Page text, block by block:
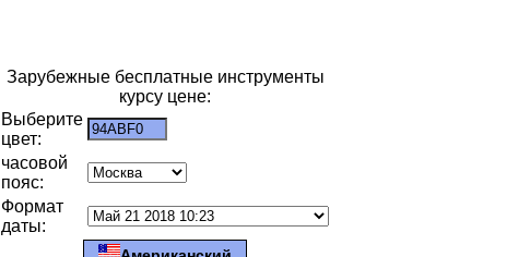
Зарубежные бесплатные инструменты
курсу цене:
Выберите
цвет:
часовой
пояс:
Формат
даты: